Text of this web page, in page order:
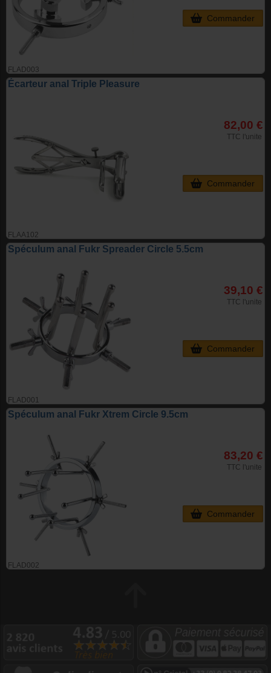
FLAD003
Commander
Écarteur anal Triple Pleasure
FLAA102
82,00 €
TTC l'unite
Commander
Spéculum anal Fukr Spreader Circle 5.5cm
FLAD001
39,10 €
TTC l'unite
Commander
Spéculum anal Fukr Xtrem Circle 9.5cm
FLAD002
83,20 €
TTC l'unite
Commander